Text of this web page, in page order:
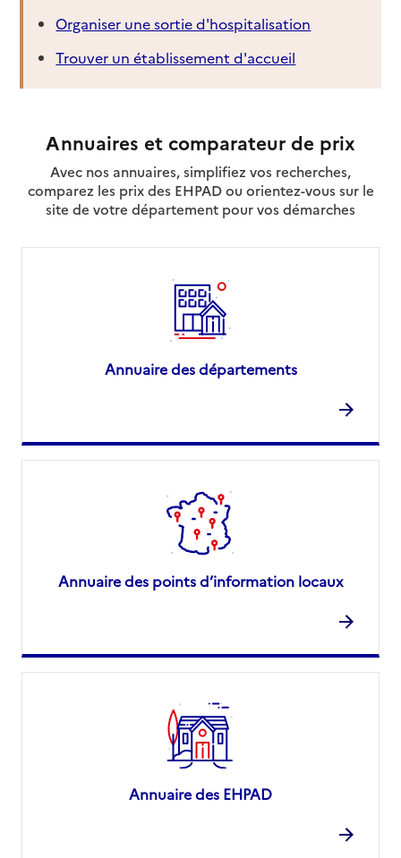
Organiser une sortie d'hospitalisation
Trouver un établissement d'accueil
Annuaires et comparateur de prix
Avec nos annuaires, simplifiez vos recherches,
comparez les prix des EHPAD ou orientez-vous sur le
site de votre département pour vos démarches
Annuaire des départements
Annuaire des points d’information locaux
Annuaire des EHPAD